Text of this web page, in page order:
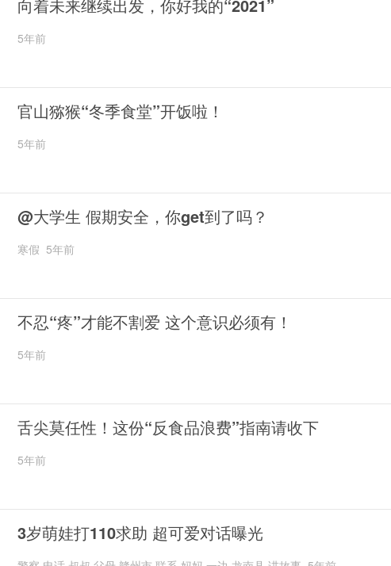
向着未来继续出发，你好我的“2021”
5年前
官山猕猴“冬季食堂”开饭啦！
5年前
@大学生 假期安全，你get到了吗？
寒假 5年前
不忍“疼”才能不割爱 这个意识必须有！
5年前
舌尖莫任性！这份“反食品浪费”指南请收下
5年前
3岁萌娃打110求助 超可爱对话曝光